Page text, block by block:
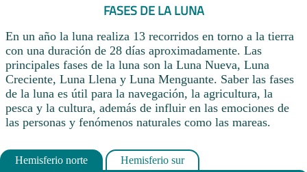
FASES DE LA LUNA
En un año la luna realiza 13 recorridos en torno a la tierra
con una duración de 28 días aproximadamente. Las
principales fases de la luna son la Luna Nueva, Luna
Creciente, Luna Llena y Luna Menguante. Saber las fases
de la luna es útil para la navegación, la agricultura, la
pesca y la cultura, además de influir en las emociones de
las personas y fenómenos naturales como las mareas.